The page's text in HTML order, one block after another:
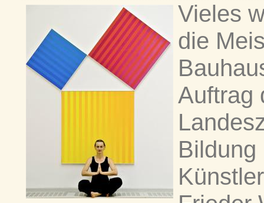
Vieles
die
Auftrag
Bildung